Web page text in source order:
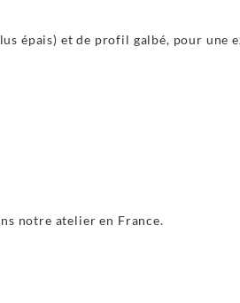
épais) et de profil galbé, pour une
notre atelier en France.